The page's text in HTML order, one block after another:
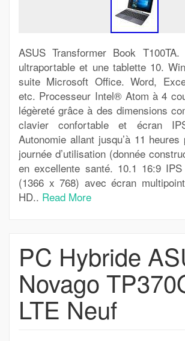
ASUS Transformer Book
ultraportable et une tablette 10.
suite Microsoft Office. Word,
etc. Processeur Intel® Atom à 4
légèreté grâce à des dimensions
clavier confortable et écran
Autonomie allant jusqu’à 11
journée d’utilisation (donnée
en excellente santé. 10.1 16:9
(1366 x 768) avec écran
HD.. Read More
PC Hybride
Novago
LTE Neuf